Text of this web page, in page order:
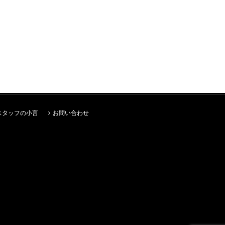
タッフの小言 お問い合わせ